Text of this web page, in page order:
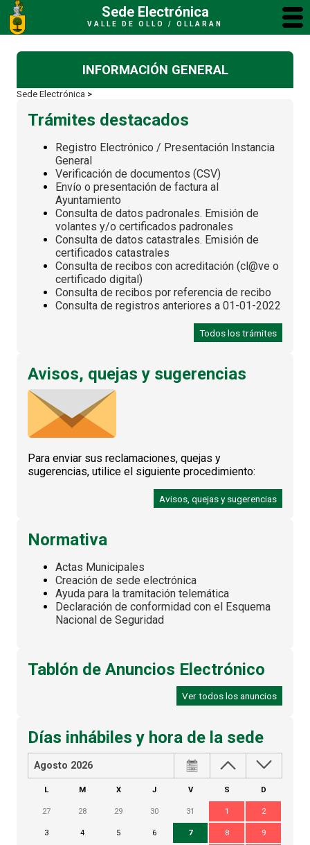
Sede Electrónica
VALLE DE OLLO / OLLARAN
INFORMACIÓN GENERAL
Sede Electrónica >
Trámites destacados
Registro Electrónico / Presentación Instancia
General
Verificación de documentos (CSV)
Envío o presentación de factura al
Ayuntamiento
Consulta de datos padronales. Emisión de
volantes y/o certificados padronales
Consulta de datos catastrales. Emisión de
certificados catastrales
Consulta de recibos con acreditación (cl@ve o
certificado digital)
Consulta de recibos por referencia de recibo
Consulta de registros anteriores a 01-01-2022
Todos los trámites
Avisos, quejas y sugerencias
Para enviar sus reclamaciones, quejas y
sugerencias, utilice el siguiente procedimiento:
Avisos, quejas y sugerencias
Normativa
Actas Municipales
Creación de sede electrónica
Ayuda para la tramitación telemática
Declaración de conformidad con el Esquema
Nacional de Seguridad
Tablón de Anuncios Electrónico
Ver todos los anuncios
Días inhábiles y hora de la sede
Agosto 2026
L M X J V S D
27 28 29 30 31 1 2
3 4 5 6 7 8 9